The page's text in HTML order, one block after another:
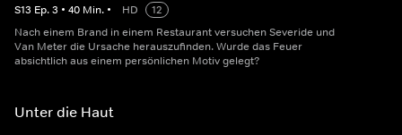
S13 Ep.3 • 40 Min. • HD
12
Nach einem Brand in einem Restaurant versuchen Severide und
Van Meter die Ursache herauszufinden. Wurde das Feuer
absichtlich aus einem persönlichen Motiv gelegt?
Unter die Haut